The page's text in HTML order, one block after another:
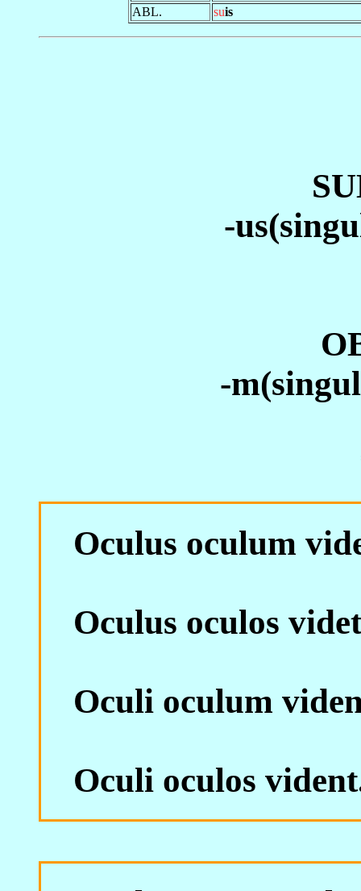
ABL.
suis
-
-
Oculus oculum
Oculus oculos
Oculi oculum
Oculi oculos